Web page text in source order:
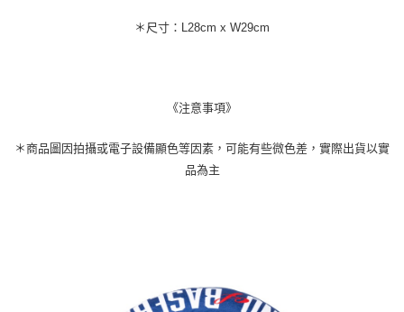
＊尺寸：L28cm x W29cm
《注意事項》
＊商品圖因拍攝或電子設備顯色等因素，可能有些微色差，實際出貨以實
品為主